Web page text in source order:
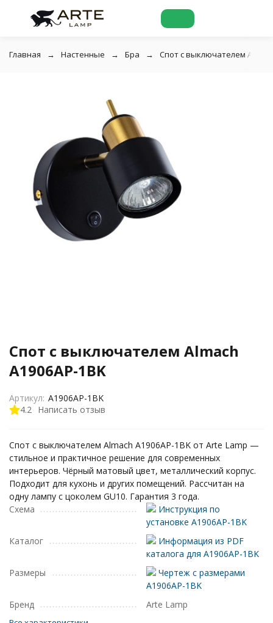
Главная Настенные Бра Спот с выключателем Almach
Спот с выключателем Almach
A1906AP-1BK
4.2 Написать отзыв
Артикул: A1906AP-1BK
Спот с выключателем Almach A1906AP-1BK от Arte Lamp —
стильное и практичное решение для современных
интерьеров. Чёрный матовый цвет, металлический корпус.
Подходит для кухонь и других помещений. Рассчитан на
одну лампу с цоколем GU10. Гарантия 3 года.
Схема
Инструкция по
установке A1906AP-1BK
Каталог
Информация из PDF
каталога для A1906AP-1BK
Размеры
Чертеж с размерами
A1906AP-1BK
Бренд
Arte Lamp